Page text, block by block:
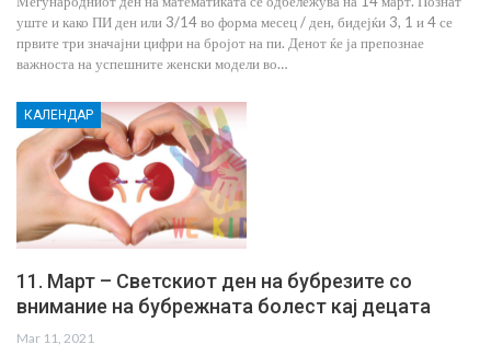
уште и како ПИ ден или 3/14 во форма месец / ден, бидејќи 3, 1 и 4 се
првите три значајни цифри на бројот на пи. Денот ќе ја препознае
важноста на успешните женски модели во…
КАЛЕНДАР
11. Март – Светскиот ден на бубрезите со
внимание на бубрежната болест кај децата
Mar 11, 2021